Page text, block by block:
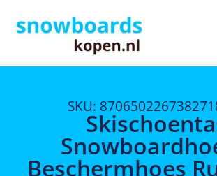
SKU:
Beschermhoes